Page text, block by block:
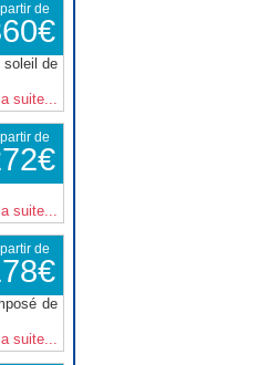
de
de
suite...
de
suite...
de
de
suite...